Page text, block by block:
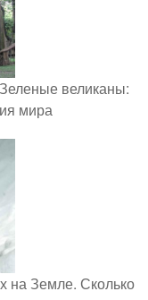
великаны:
мира
на Земле. Сколько